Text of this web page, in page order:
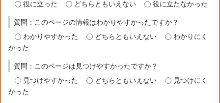
役に立った
どちらともいえない 役に立たなかった
質問：このページの情報はわかりやすかったですか？
わかりやすかった
どちらともいえない
わかりにく
かった
質問：このページは見つけやすかったですか？
見つけやすかった
どちらともいえない
見つけにく
かった